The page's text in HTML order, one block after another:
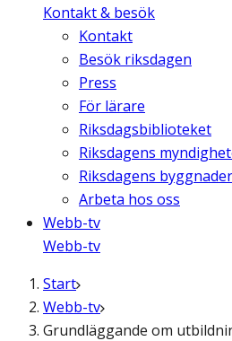
Kontakt & besök
Kontakt
Besök riksdagen
Press
För lärare
Riksdagsbiblioteket
Riksdagens
Riksdagens
Arbeta hos oss
Webb-tv
Webb-tv
Start
Webb-tv
Grundläggande om